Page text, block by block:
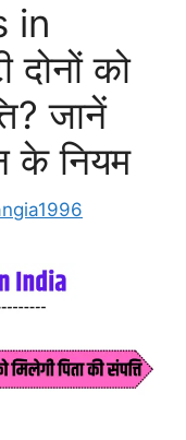
in
दोनों को
जानें
के नियम